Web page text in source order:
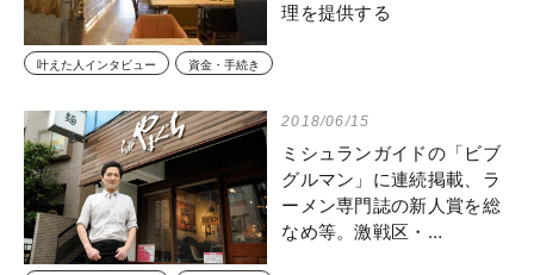
理を提供する
叶えた人インタビュー 資金・手続き
2018/06/15
ミシュランガイドの「ビブ
グルマン」に連続掲載、ラ
ーメン専門誌の新人賞を総
なめ等。激戦区・…